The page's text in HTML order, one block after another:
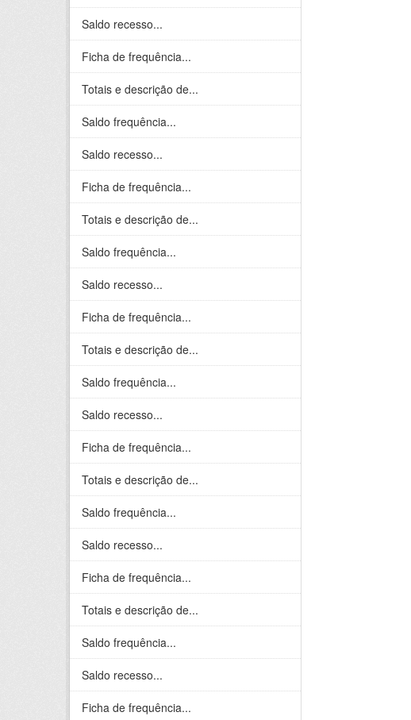
Saldo recesso...
Ficha de frequência...
Totais e descrição de...
Saldo frequência...
Saldo recesso...
Ficha de frequência...
Totais e descrição de...
Saldo frequência...
Saldo recesso...
Ficha de frequência...
Totais e descrição de...
Saldo frequência...
Saldo recesso...
Ficha de frequência...
Totais e descrição de...
Saldo frequência...
Saldo recesso...
Ficha de frequência...
Totais e descrição de...
Saldo frequência...
Saldo recesso...
Ficha de frequência...